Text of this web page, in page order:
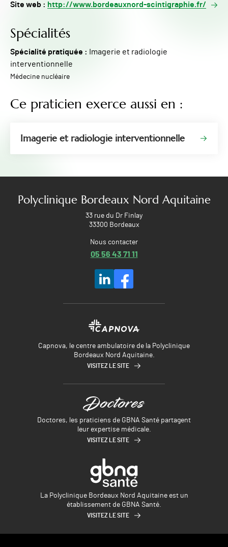
Site web : http://www.bordeauxnord-scintigraphie.fr/
Spécialités
Spécialité pratiquée :
Imagerie et radiologie
interventionnelle
Médecine nucléaire
Ce praticien exerce aussi en :
Imagerie et radiologie interventionnelle
Polyclinique Bordeaux Nord Aquitaine
33 rue du Dr Finlay
33300 Bordeaux
Nous contacter
05 56 43 71 11
Capnova, le centre ambulatoire de la Polyclinique
Bordeaux Nord Aquitaine.
VISITEZ LE SITE
Doctores, les praticiens de GBNA Santé partagent
leur expertise médicale.
VISITEZ LE SITE
La Polyclinique Bordeaux Nord Aquitaine est un
établissement de GBNA Santé.
VISITEZ LE SITE